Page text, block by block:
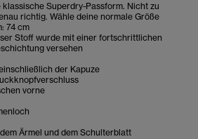
Superdry-Passform. Nicht zu
richtig. Wähle deine normale Größe
74 cm
Stoff wurde mit einer fortschrittlichen
versehen
der Kapuze
vorne
Ärmel und dem Schulterblatt